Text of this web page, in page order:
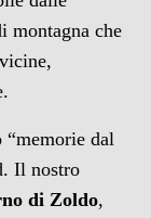
montagna che
“memorie dal
Il nostro
di Zoldo,